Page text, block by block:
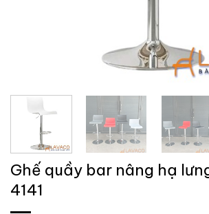
Ghế quầy bar nâng hạ
4141